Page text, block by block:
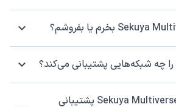
چه کیف پول‌هایی از Sekuya Multiverse پشتیبانی